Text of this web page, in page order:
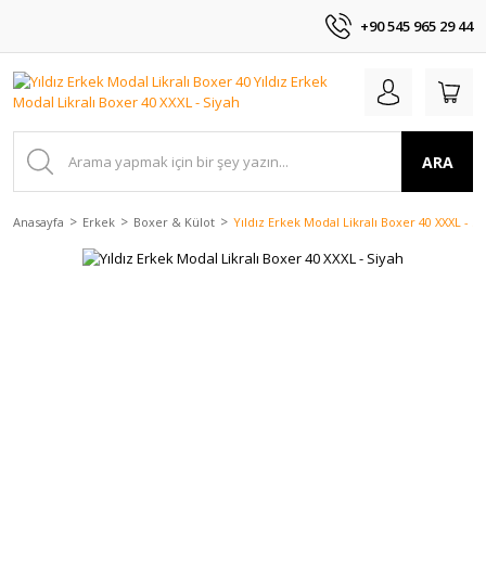
+90 545 965 29 44
ARA
Anasayfa Erkek Boxer & Külot Yıldız Erkek Modal Likralı Boxer 40 XXXL -